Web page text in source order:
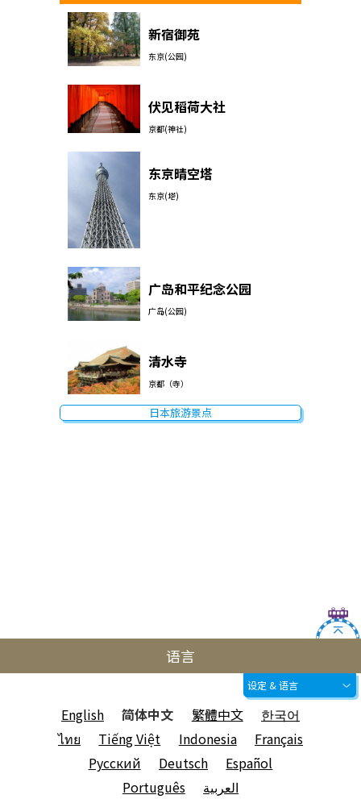
新宿御苑
东京(公园)
伏见稻荷大社
京都(神社)
东京晴空塔
东京(塔)
广岛和平纪念公园
广岛(公园)
清水寺
京都（寺）
日本旅游景点
语言
设定 & 语言
English 简体中文 繁體中文
한국어
ไทย
Tiếng Việt Indonesia
Français
Русский
Deutsch
Español
Português
العربية